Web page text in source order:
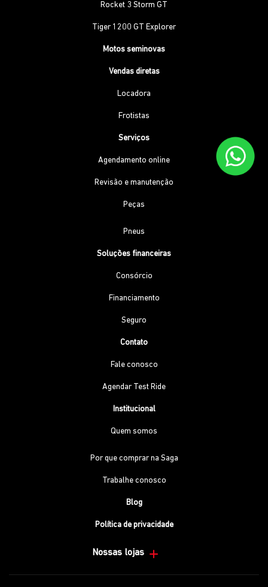
Rocket 3 Storm GT
Tiger 1200 GT Explorer
Motos seminovas
Vendas diretas
Locadora
Frotistas
Serviços
Agendamento online
Revisão e manutenção
Peças
Pneus
Soluções financeiras
Consórcio
Financiamento
Seguro
Contato
Fale conosco
Agendar Test Ride
Institucional
Quem somos
Por que comprar na Saga
Trabalhe conosco
Blog
Política de privacidade
Nossas lojas